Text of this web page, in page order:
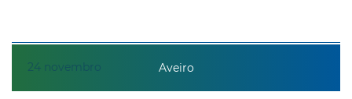
24 novembro Aveiro